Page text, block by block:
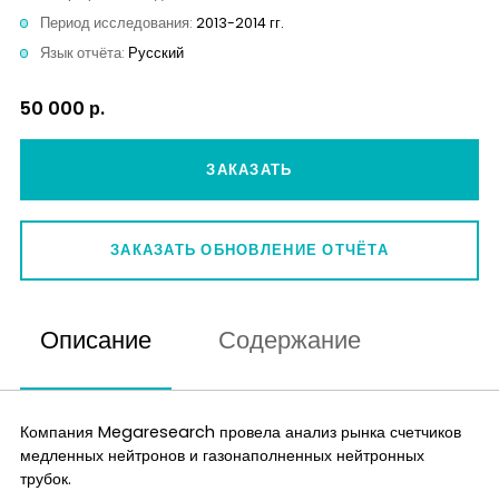
Период исследования: 2013-2014 гг.
Язык отчёта: Русский
50 000 р.
ЗАКАЗАТЬ
ЗАКАЗАТЬ ОБНОВЛЕНИЕ ОТЧЁТА
Описание Содержание
Компания Megaresearch провела анализ рынка счетчиков
медленных нейтронов и газонаполненных нейтронных
трубок.